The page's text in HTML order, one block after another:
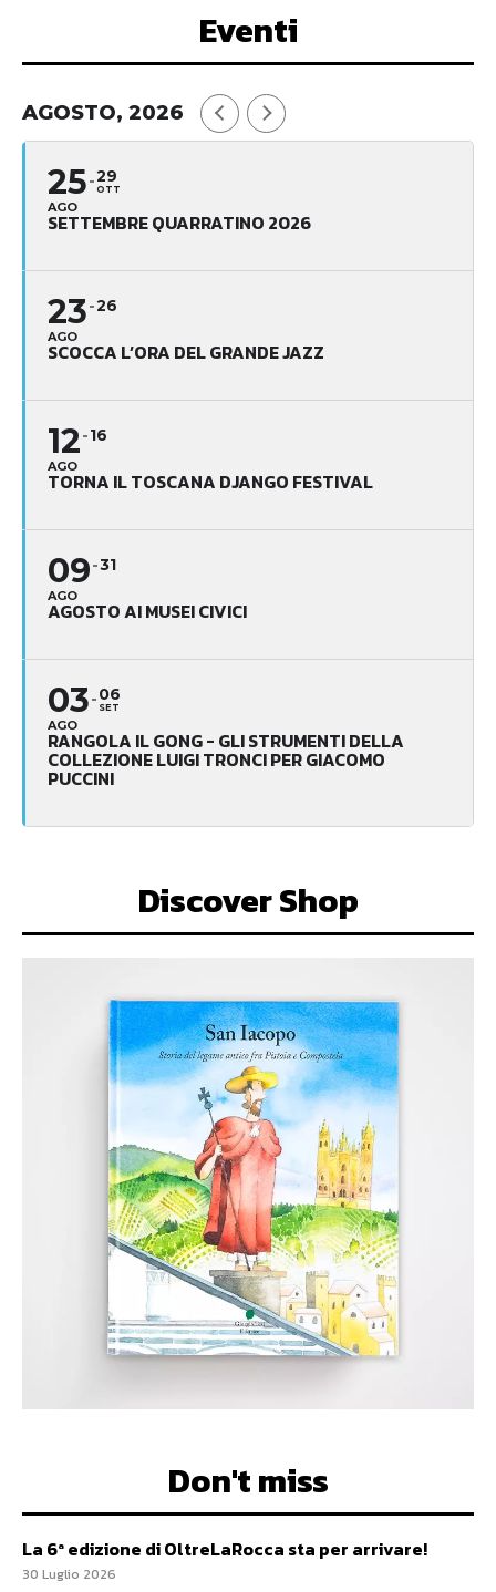
Eventi
AGOSTO, 2026
25
AGO
29
OTT
SETTEMBRE QUARRATINO 2026
23
AGO
26
SCOCCA L’ORA DEL GRANDE JAZZ
12
AGO
16
TORNA IL TOSCANA DJANGO FESTIVAL
09
AGO
31
AGOSTO AI MUSEI CIVICI
03
AGO
06
SET
RANGOLA IL GONG - GLI STRUMENTI DELLA
COLLEZIONE LUIGI TRONCI PER GIACOMO
PUCCINI
Discover Shop
Don't miss
La 6ª edizione di OltreLaRocca sta per arrivare!
30 Luglio 2026